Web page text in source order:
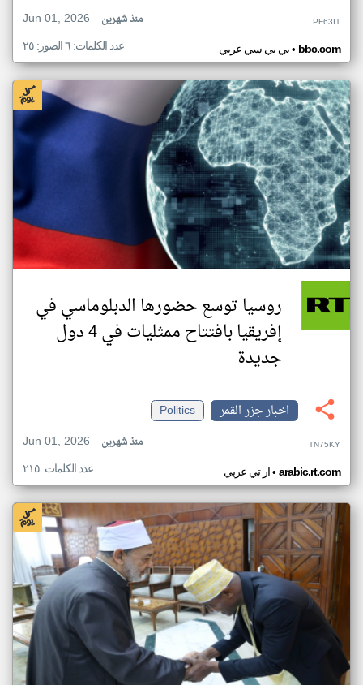
Jun 01, 2026
منذ شهرين PF63IT
بي بي سي عربي• bbc.com عدد الكلمات: ٦ الصور: ٢٥
روسيا توسع حضورها الدبلوماسي في
إفريقيا بافتتاح ممثليات في 4 دول
جديدة
اخبار جزر القمر
Politics
Jun 01, 2026
منذ شهرين TN75KY
ار تي عربي• arabic.rt.com عدد الكلمات: ٢١٥